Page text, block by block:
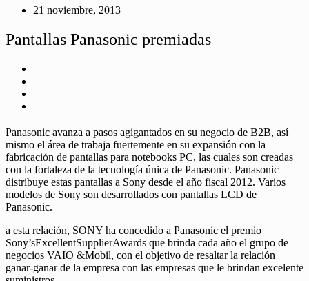
21 noviembre, 2013
Pantallas Panasonic premiadas
Panasonic avanza a pasos agigantados en su negocio de B2B, así
mismo el área de trabaja fuertemente en su expansión con la
fabricación de pantallas para notebooks PC, las cuales son creadas
con la fortaleza de la tecnología única de Panasonic. Panasonic
distribuye estas pantallas a Sony desde el año fiscal 2012. Varios
modelos de Sony son desarrollados con pantallas LCD de
Panasonic.
a esta relación, SONY ha concedido a Panasonic el premio
Sony’sExcellentSupplierAwards que brinda cada año el grupo de
negocios VAIO &Mobil, con el objetivo de resaltar la relación
ganar-ganar de la empresa con las empresas que le brindan excelente